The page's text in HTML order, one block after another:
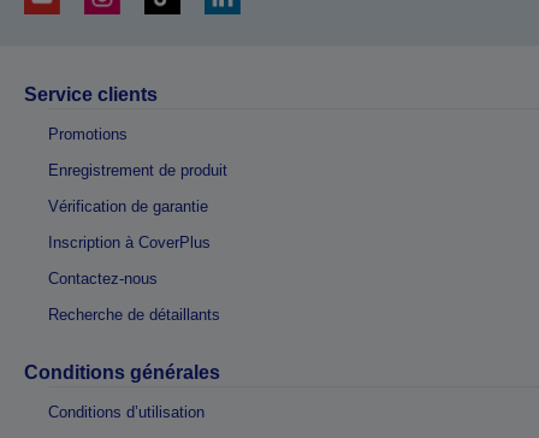
Service clients
Promotions
Enregistrement de produit
Vérification de garantie
Inscription à CoverPlus
Contactez-nous
Recherche de détaillants
Conditions générales
Conditions d’utilisation